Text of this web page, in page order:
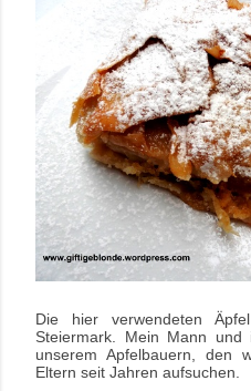
Die hier verwendeten
Steiermark. Mein Mann
unserem Apfelbauern, den
Eltern seit Jahren aufsuchen.